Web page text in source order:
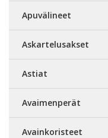
Apuvälineet
Askartelusakset
Astiat
Avaimenperät
Avainkoristeet